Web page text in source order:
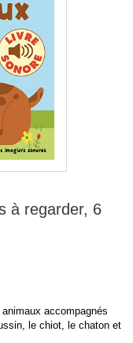
à regarder, 6
accompagnés
le chiot, le chaton et